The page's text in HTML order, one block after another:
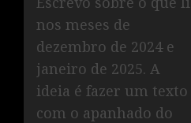
nos meses de
dezembro de 2024 e
janeiro de 2025. A
ideia é fazer um texto
com o apanhado do